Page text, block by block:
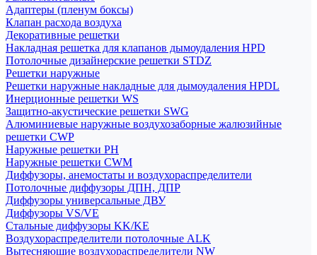
Адаптеры (пленум боксы)
Клапан расхода воздуха
Декоративные решетки
Накладная решетка для клапанов дымоудаления HPD
Потолочные дизайнерские решетки STDZ
Решетки наружные
Решетки наружные накладные для дымоудаления HPDL
Инерционные решетки WS
Защитно-акустические решетки SWG
Алюминиевые наружные воздухозаборные жалюзийные
решетки CWP
Наружные решетки РН
Наружные решетки CWM
Диффузоры, анемостаты и воздухораспределители
Потолочные диффузоры ДПН, ДПР
Диффузоры универсальные ДВУ
Диффузоры VS/VE
Стальные диффузоры KK/KE
Воздухораспределители потолочные ALK
Вытесняющие воздухораспределители NW